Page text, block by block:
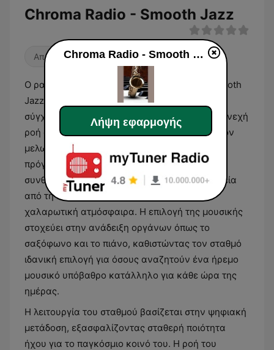
Chroma Radio - Smooth Jazz
Απαλή τζαζ
Ο ραδιοφωνικός σταθμός Chroma Radio - Smooth
Jazz εστιάζει αποκλειστικά στην εκπομπή της
σύγχρονης τζαζ μουσικής, παρέχοντας μια συνεχή
ροή ακουσμάτων που χαρακτηρίζονται από τον
μελωδικό και εκλεπτυσμένο τους ήχο. Το
πρόγραμμα περιλαμβάνει κυρίως οργανικές
συνθέσεις που συνδυάζουν την τζαζ με στοιχεία
από τη soul και τη funk, δημιουργώντας μια
χαλαρωτική ατμόσφαιρα. Η επιλογή της μουσικής
στοχεύει στην ανάδειξη οργάνων όπως το
σαξόφωνο και το πιάνο, καθιστώντας τον σταθμό
ιδανική επιλογή για όσους αναζητούν ένα ήρεμο
μουσικό υπόβαθρο κατάλληλο για κάθε ώρα της
ημέρας.
Η λειτουργία του σταθμού βασίζεται στην ψηφιακή
μετάδοση, εξασφαλίζοντας σταθερή ποιότητα
ήχου για το παγκόσμιο κοινό του. Η ροή του
Chroma Radio - Smooth Jazz
Λήψη εφαρμογής